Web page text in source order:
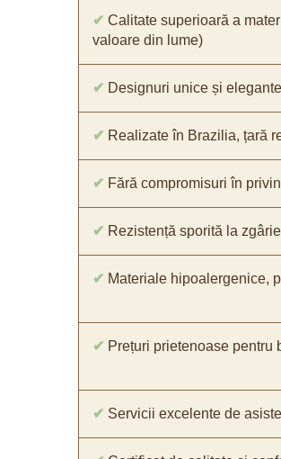
✔ Calitate superioară a
valoare din lume)
✔ Designuri unice și
✔ Realizate în Brazilia, țară
✔ Fără compromisuri în
✔ Rezistență sporită la
✔ Materiale hipoalergenice,
✔ Prețuri prietenoase pentru
✔ Servicii excelente de